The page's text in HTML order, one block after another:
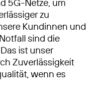
5G-Netze, um
zu
Kundinnen und
sind die
ist unser
Zuverlässigkeit
wenn es